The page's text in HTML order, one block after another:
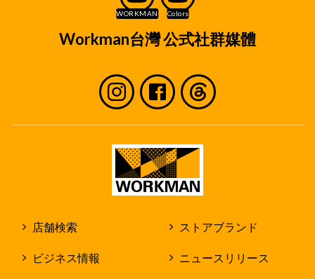
Workman台灣 公式社群媒體
店舗検索 ストアブランド
ビジネス情報 ニュースリリース